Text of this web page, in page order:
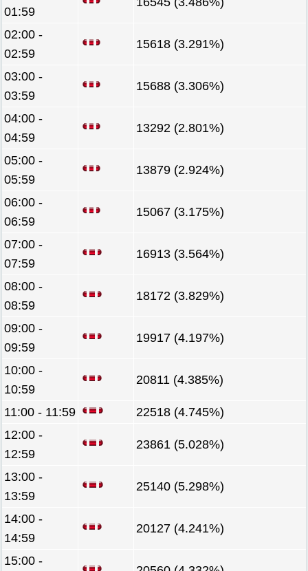
01:59
02:00 -
02:59
15618 (3.291%)
03:00 -
03:59
15688 (3.306%)
04:00 -
04:59
13292 (2.801%)
05:00 -
05:59
13879 (2.924%)
06:00 -
06:59
15067 (3.175%)
07:00 -
07:59
16913 (3.564%)
08:00 -
08:59
18172 (3.829%)
09:00 -
09:59
19917 (4.197%)
10:00 -
10:59
20811 (4.385%)
11:00 - 11:59
22518 (4.745%)
12:00 -
12:59
23861 (5.028%)
13:00 -
13:59
25140 (5.298%)
14:00 -
14:59
20127 (4.241%)
15:00 -